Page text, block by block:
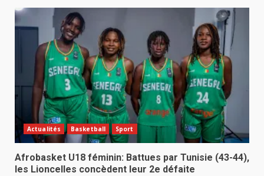
Actualités Basketball Sport
Afrobasket U18 féminin: Battues par Tunisie (43-44),
les Lioncelles concèdent leur 2e défaite